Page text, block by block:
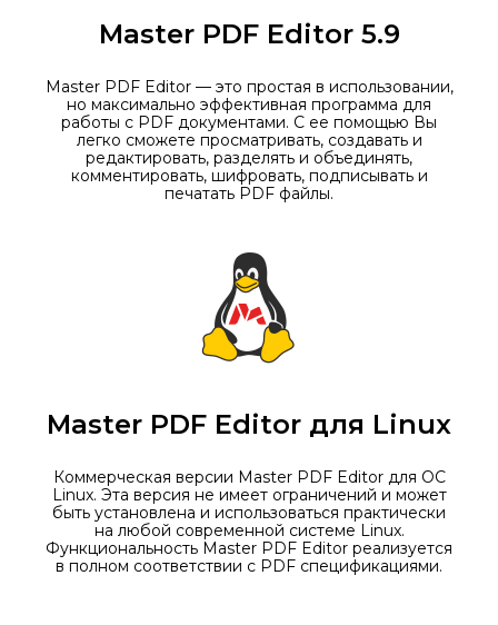
Master PDF Editor 5.9
Master PDF Editor — это простая в использовании,
но максимально эффективная программа для
работы с PDF документами. С ее помощью Вы
легко сможете просматривать, создавать и
редактировать, разделять и объединять,
комментировать, шифровать, подписывать и
печатать PDF файлы.
Master PDF Editor для Linux
Коммерческая версии Master PDF Editor для ОС
Linux. Эта версия не имеет ограничений и может
быть установлена и использоваться практически
на любой современной системе Linux.
Функциональность Master PDF Editor реализуется
в полном соответствии с PDF спецификациями.